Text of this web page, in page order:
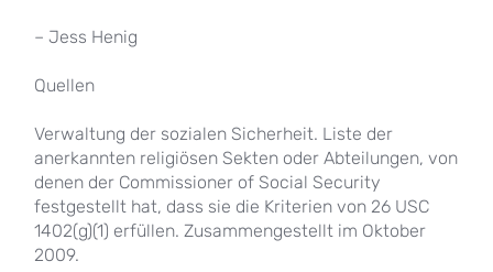
– Jess Henig
Quellen
Verwaltung der sozialen Sicherheit. Liste der
anerkannten religiösen Sekten oder Abteilungen, von
denen der Commissioner of Social Security
festgestellt hat, dass sie die Kriterien von 26 USC
1402(g)(1) erfüllen. Zusammengestellt im Oktober
2009.